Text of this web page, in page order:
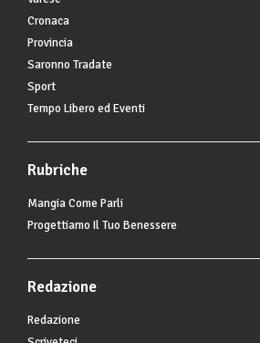
Cronaca
Provincia
Saronno Tradate
Sport
Tempo Libero ed Eventi
Rubriche
Mangia Come Parli
Progettiamo Il Tuo Benessere
Redazione
Redazione